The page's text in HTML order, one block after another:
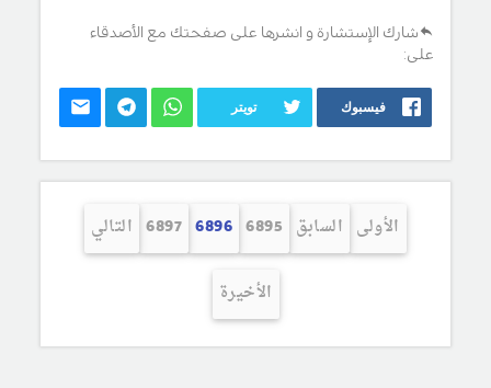
شارك الإستشارة و انشرها على صفحتك مع الأصدقاء
على:
فيسبوك تويتر
الأولى السابق 6895
6896
6897 التالي
الأخيرة